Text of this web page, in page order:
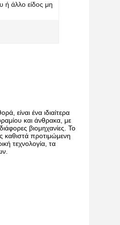
ή άλλο είδος μη
είναι ένα ιδιαίτερα
και άνθρακα, με
βιομηχανίες. Το
καθιστά προτιμώμενη
τεχνολογία, τα